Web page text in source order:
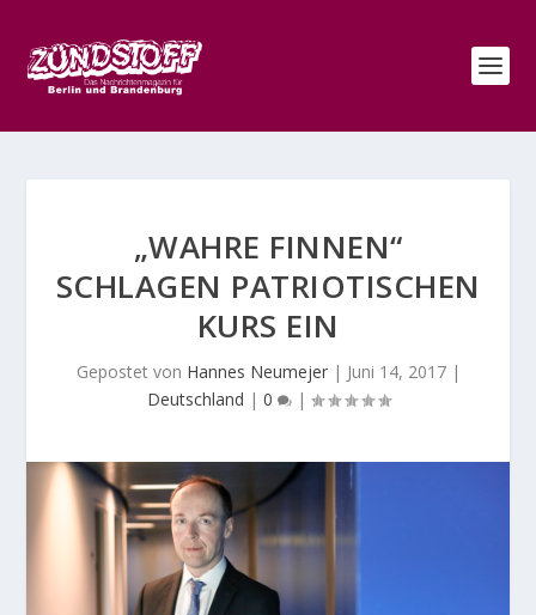
„WAHRE FINNEN“
SCHLAGEN PATRIOTISCHEN
KURS EIN
Gepostet von Hannes Neumejer| Juni 14, 2017|
Deutschland | 0 |